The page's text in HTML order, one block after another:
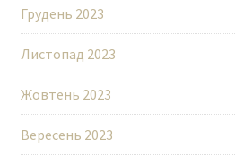
Грудень 2023
Листопад 2023
Жовтень 2023
Вересень 2023